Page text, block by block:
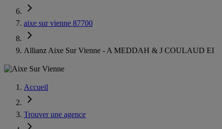
aixe sur vienne 87700
Allianz Aixe Sur Vienne - A MEDDAH & J COULAUD EI
Accueil
Trouver une agence